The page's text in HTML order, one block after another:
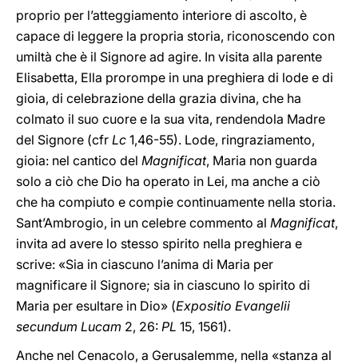
proprio per l’atteggiamento interiore di ascolto, è
capace di leggere la propria storia, riconoscendo con
umiltà che è il Signore ad agire. In visita alla parente
Elisabetta, Ella prorompe in una preghiera di lode e di
gioia, di celebrazione della grazia divina, che ha
colmato il suo cuore e la sua vita, rendendola Madre
del Signore (cfr Lc 1,46-55). Lode, ringraziamento,
gioia: nel cantico del Magnificat, Maria non guarda
solo a ciò che Dio ha operato in Lei, ma anche a ciò
che ha compiuto e compie continuamente nella storia.
Sant’Ambrogio, in un celebre commento al Magnificat,
invita ad avere lo stesso spirito nella preghiera e
scrive: «Sia in ciascuno l’anima di Maria per
magnificare il Signore; sia in ciascuno lo spirito di
Maria per esultare in Dio» (Expositio Evangelii
secundum Lucam 2, 26: PL 15, 1561).
Anche nel Cenacolo, a Gerusalemme, nella «stanza al